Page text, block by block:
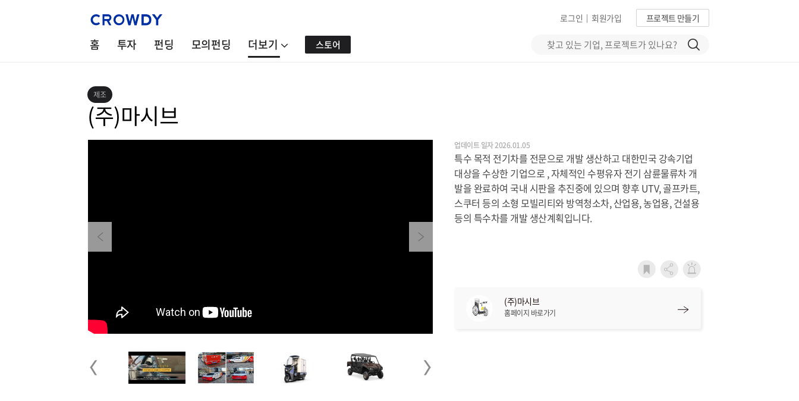
프로젝트 만들기
회원가입
|
로그인
홈 투자 펀딩 모의펀딩 더보기 스토어
제조
(주)마시브
Previous Next
Previous Next
업데이트 일자 2026.01.05
특수 목적 전기차를 전문으로 개발 생산하고 대한민국 강속기업
대상을 수상한 기업으로 , 자체적인 수평유자 전기 삼륜물류차 개
발을 완료하여 국내 시판을 추진중에 있으며 향후 UTV, 골프카트,
스쿠터 등의 소형 모빌리티와 방역청소차, 산업용, 농업용, 건설용
등의 특수차를 개발 생산계획입니다.
(주)마시브
홈페이지 바로가기